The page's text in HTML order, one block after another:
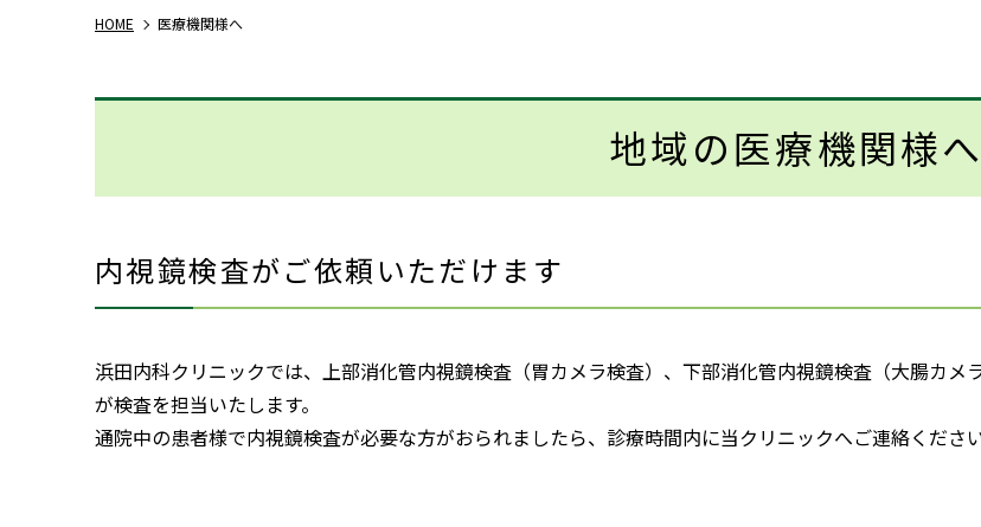
HOME 医療機関様へ
地域の医療機関様へ
内視鏡検査がご依頼いただけます
浜田内科クリニックでは、上部消化管内視鏡検査（胃カメラ検査）、下部消化管内視鏡検査（大腸カ
が検査を担当いたします。
通院中の患者様で内視鏡検査が必要な方がおられましたら、診療時間内に当クリニックへご連絡ください